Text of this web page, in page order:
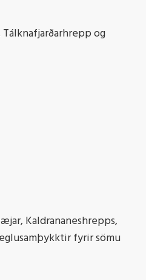
og
Kaldrananeshrepps,
fyrir sömu